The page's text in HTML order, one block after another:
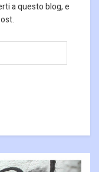
a questo blog, e